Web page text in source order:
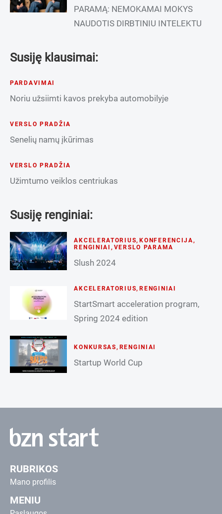
PARAMĄ: NEMOKAMAI MOKYS
NAUDOTIS DIRBTINIU INTELEKTU
Susiję klausimai:
PARDAVIMAI
Noriu užsiimti kavos prekyba automobilyje
VERSLO PRADŽIA
Senelių namų įkūrimas
VERSLO PRADŽIA
Užimtumo veiklos centriukas
Susiję renginiai:
AKCELERATORIUS,KONFERENCIJA ,
RENGINIAI , VERSLO PARAMA
Slush 2024
AKCELERATORIUS,RENGINIAI
StartSmart acceleration program,
Spring 2024 edition
KONKURSAS, RENGINIAI
Startup World Cup
RUBRIKOS
Mano profilis
MENIU